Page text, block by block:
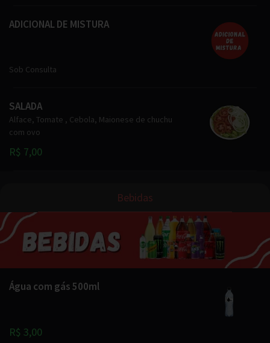
ADICIONAL DE MISTURA
Sob Consulta
SALADA
Alface, Tomate , Cebola, Maionese de chuchu
com ovo
R$ 7,00
Bebidas
Água com gás 500ml
R$ 3,00